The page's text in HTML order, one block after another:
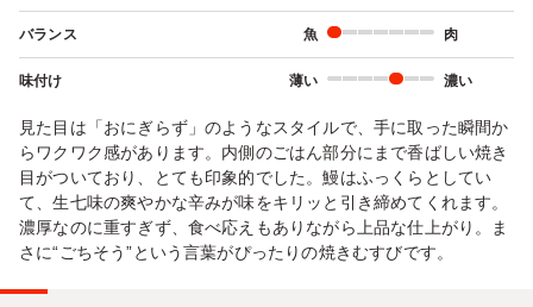
バランス 魚 肉
味付け 薄い 濃い
見た目は「おにぎらず」のようなスタイルで、手に取った瞬間か
らワクワク感があります。内側のごはん部分にまで香ばしい焼き
目がついており、とても印象的でした。鰻はふっくらとしてい
て、生七味の爽やかな辛みが味をキリッと引き締めてくれます。
濃厚なのに重すぎず、食べ応えもありながら上品な仕上がり。ま
さに“ごちそう”という言葉がぴったりの焼きむすびです。